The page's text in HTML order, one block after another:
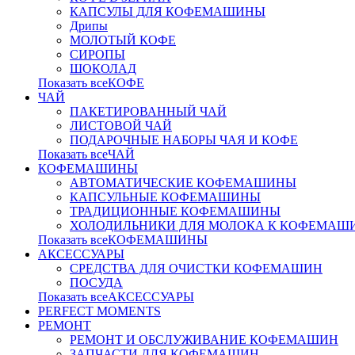
КАПСУЛЫ ДЛЯ КОФЕМАШИНЫ
Дрипы
МОЛОТЫЙ КОФЕ
СИРОПЫ
ШОКОЛАД
Показать всеКОФЕ
ЧАЙ
ПАКЕТИРОВАННЫЙ ЧАЙ
ЛИСТОВОЙ ЧАЙ
ПОДАРОЧНЫЕ НАБОРЫ ЧАЯ И КОФЕ
Показать всеЧАЙ
КОФЕМАШИНЫ
АВТОМАТИЧЕСКИЕ КОФЕМАШИНЫ
КАПСУЛЬНЫЕ КОФЕМАШИНЫ
ТРАДИЦИОННЫЕ КОФЕМАШИНЫ
ХОЛОДИЛЬНИКИ ДЛЯ МОЛОКА К
Показать всеКОФЕМАШИНЫ
АКСЕССУАРЫ
СРЕДСТВА ДЛЯ ОЧИСТКИ КОФЕМАШИН
ПОСУДА
Показать всеАКСЕССУАРЫ
PERFECT MOMENTS
РЕМОНТ
РЕМОНТ И ОБСЛУЖИВАНИЕ КОФЕМАШИН